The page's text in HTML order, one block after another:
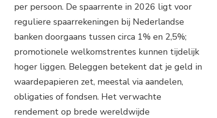
per persoon. De spaarrente in 2026 ligt voor
reguliere spaarrekeningen bij Nederlandse
banken doorgaans tussen circa 1% en 2,5%;
promotionele welkomstrentes kunnen tijdelijk
hoger liggen. Beleggen betekent dat je geld in
waardepapieren zet, meestal via aandelen,
obligaties of fondsen. Het verwachte
rendement op brede wereldwijde